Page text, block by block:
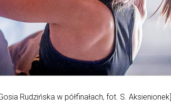
Rudzińska w półfinałach, fot. S. Aksienionek]